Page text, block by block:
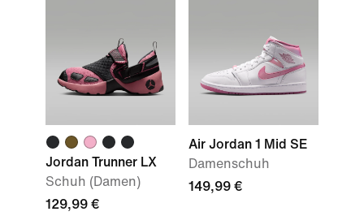
Jordan Trunner LX
Schuh (Damen)
129,99 €
Air Jordan 1 Mid SE
Damenschuh
149,99 €